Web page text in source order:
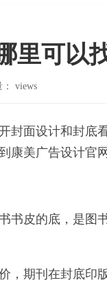
里可以
views
封面设计和封
康美广告设计官
书皮的底，是图
，期刊在封底印